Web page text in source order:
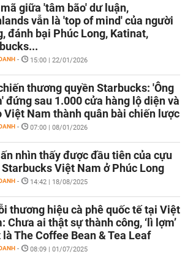
giữa 'tâm bão' dư luận,
vẫn là 'top of mind' của người
đánh bại Phúc Long, Katinat,
- 15:00 | 22/01/2026
thương quyền Starbucks: 'Ông
đứng sau 1.000 cửa hàng lộ diện và
Việt Nam thành quân bài chiến lược
- 07:00 | 08/01/2026
nhìn thấy được đầu tiên của cựu
Starbucks Việt Nam ở Phúc Long
- 14:42 | 18/08/2025
thương hiệu cà phê quốc tế tại Việt
Chưa ai thật sự thành công, ‘lì lợm’
là The Coffee Bean & Tea Leaf
- 08:09 | 01/07/2025